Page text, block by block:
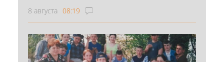
8 августа 08:19